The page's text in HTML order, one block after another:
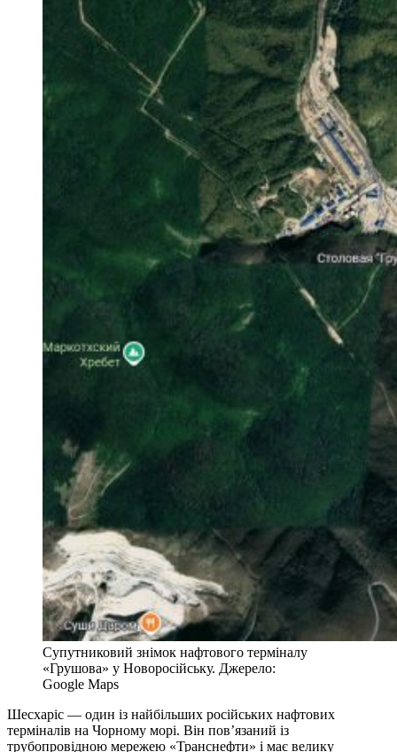
Супутниковий знімок нафтового терміналу
«Грушова» у Новоросійську. Джерело:
Google Maps
Шесхаріс — один із найбільших російських нафтових
терміналів на Чорному морі. Він пов’язаний із
трубопровідною мережею «Транснефти» і має велику